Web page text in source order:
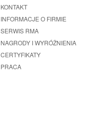
KONTAKT
INFORMACJE O FIRMIE
SERWIS RMA
NAGRODY I WYRÓŻNIENIA
CERTYFIKATY
PRACA